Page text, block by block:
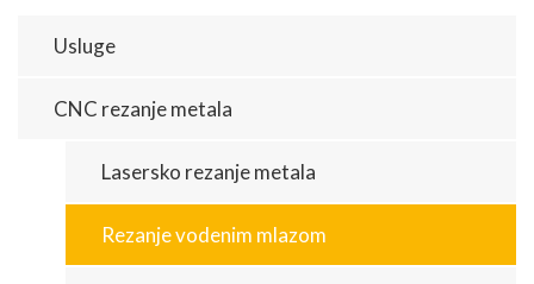
Usluge
CNC rezanje metala
Lasersko rezanje metala
Rezanje vodenim mlazom